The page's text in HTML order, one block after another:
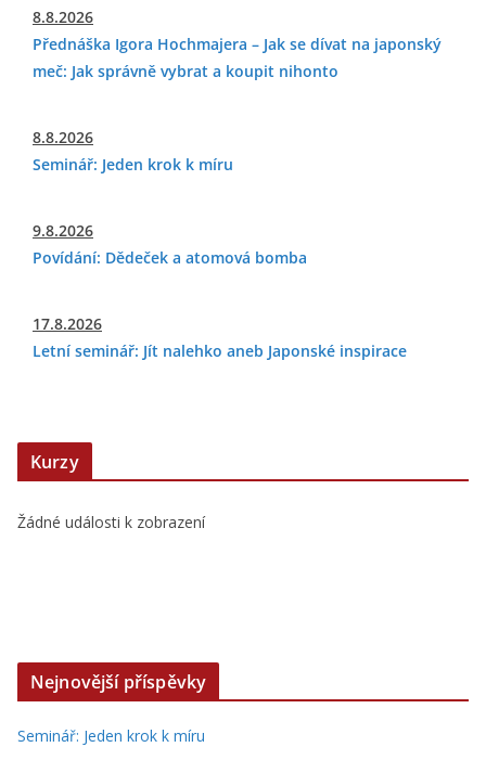
8.8.2026
Přednáška Igora Hochmajera – Jak se dívat na japonský
meč: Jak správně vybrat a koupit nihonto
8.8.2026
Seminář: Jeden krok k míru
9.8.2026
Povídání: Dědeček a atomová bomba
17.8.2026
Letní seminář: Jít nalehko aneb Japonské inspirace
Kurzy
Žádné události k zobrazení
Nejnovější příspěvky
Seminář: Jeden krok k míru